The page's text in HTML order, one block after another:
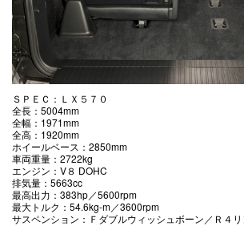
ＳＰＥＣ：ＬＸ５７０
全長：5004mm
全幅：1971mm
全高：1920mm
ホイールベース：2850mm
車両重量：2722kg
エンジン：V８ DOHC
排気量：5663cc
最高出力：383hp／5600rpm
最大トルク：54.6kg-m／3600rpm
サスペンション：Ｆダブルウィッシュボーン／Ｒ４リ